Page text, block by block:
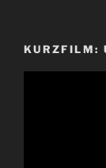
KURZFILM: